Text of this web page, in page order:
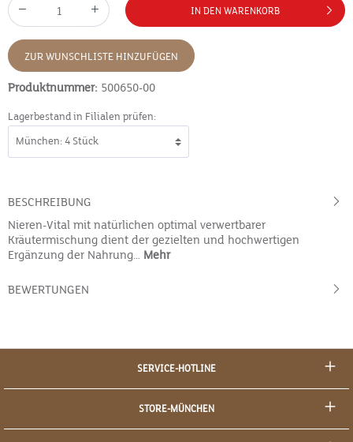
IN DEN WARENKORB
ZUR WUNSCHLISTE HINZUFÜGEN
Produktnummer: 500650-00
Lagerbestand in Filialen prüfen:
BESCHREIBUNG
Nieren-Vital mit natürlichen optimal verwertbarer
Kräutermischung dient der gezielten und hochwertigen
Ergänzung der Nahrung… Mehr
BEWERTUNGEN
SERVICE-HOTLINE
STORE-MÜNCHEN